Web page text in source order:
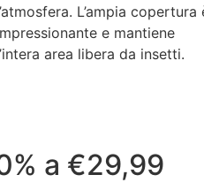
L’ampia copertura
e mantiene
area libera da insetti.
a €29,99